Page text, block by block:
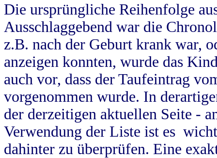
Die ursprüngliche Reihenfolge
Ausschlaggebend war die
z.B. nach der Geburt krank war,
anzeigen konnten, wurde das
auch vor, dass der Taufeintrag
vorgenommen wurde. In
der derzeitigen aktuellen Seite -
Verwendung der Liste ist es
dahinter zu überprüfen. Eine